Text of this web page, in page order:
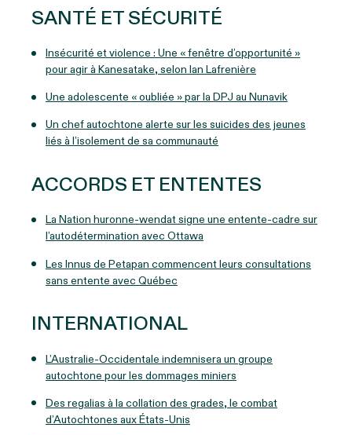
SANTÉ ET SÉCURITÉ
Insécurité et violence : Une « fenêtre d’opportunité »
pour agir à Kanesatake, selon Ian Lafrenière
Une adolescente « oubliée » par la DPJ au Nunavik
Un chef autochtone alerte sur les suicides des jeunes
liés à l’isolement de sa communauté
ACCORDS ET ENTENTES
La Nation huronne-wendat signe une entente-cadre sur
l’autodétermination avec Ottawa
Les Innus de Petapan commencent leurs consultations
sans entente avec Québec
INTERNATIONAL
L’Australie-Occidentale indemnisera un groupe
autochtone pour les dommages miniers
Des regalias à la collation des grades, le combat
d’Autochtones aux États-Unis